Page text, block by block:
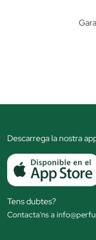
Descarrega la nostra
Tens dubtes?
Contacta'ns a